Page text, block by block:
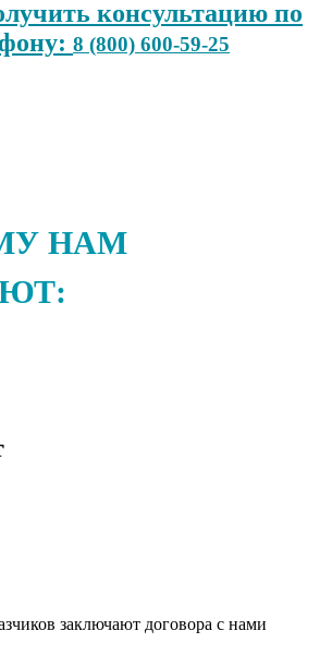
консультацию по
8 (800) 600-59-25
НАМ
заключают договора с нами